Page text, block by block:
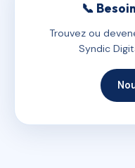
📞
Trouvez ou
Syndic